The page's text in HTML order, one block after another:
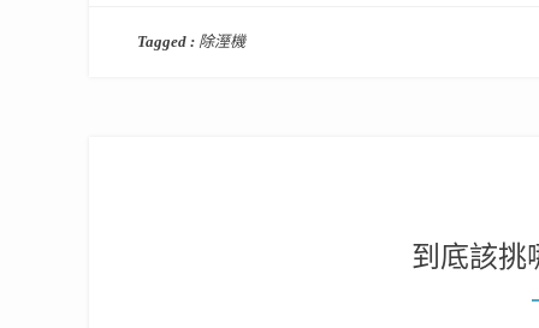
Tagged : 除溼機
到底該挑